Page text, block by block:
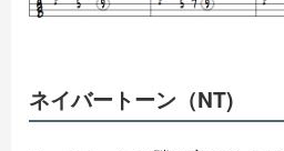
ネイバートーン（NT)